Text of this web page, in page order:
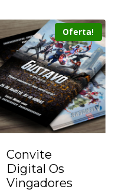
Oferta!
Convite
Digital Os
Vingadores